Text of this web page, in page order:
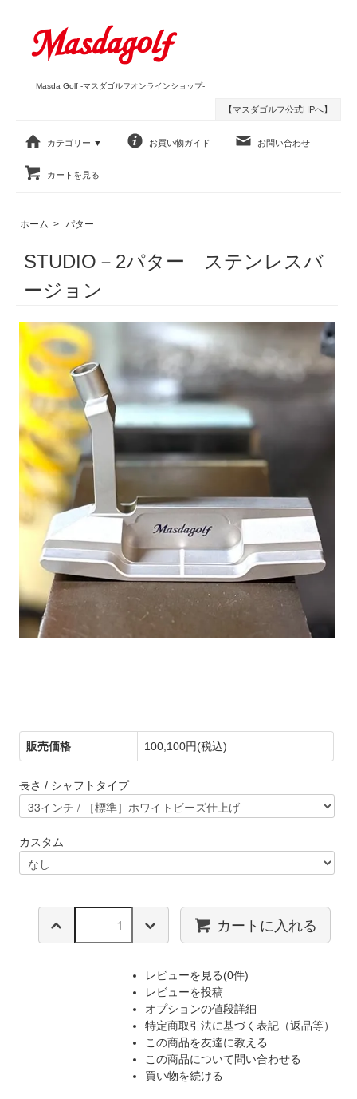
Masda Golf -マスダゴルフオンラインショップ-
カテゴリー ▼ お買い物ガイド お問い合わせ
カートを見る
【マスダゴルフ公式HPへ】
ホーム > パター
STUDIO－2パター ステンレスバ
ージョン
販売価格 100,100円(税込)
長さ / シャフトタイプ
カスタム
カートに入れる
レビューを見る(0件)
レビューを投稿
オプションの値段詳細
特定商取引法に基づく表記（返品等）
この商品を友達に教える
この商品について問い合わせる
買い物を続ける